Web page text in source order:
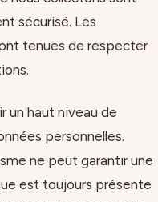
sécurisé. Les
tenues de respecter
un haut niveau de
personnelles.
ne peut garantir une
est toujours présente